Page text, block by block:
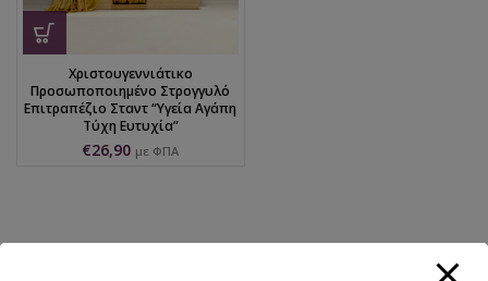
Χριστουγεννιάτικο
Προσωποποιημένο Στρογγυλό
Επιτραπέζιο Σταντ “Υγεία Αγάπη
Τύχη Ευτυχία”
€26,90 με ΦΠΑ